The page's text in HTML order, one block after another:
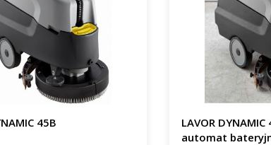
45B
LAVOR DYNAMIC
automat